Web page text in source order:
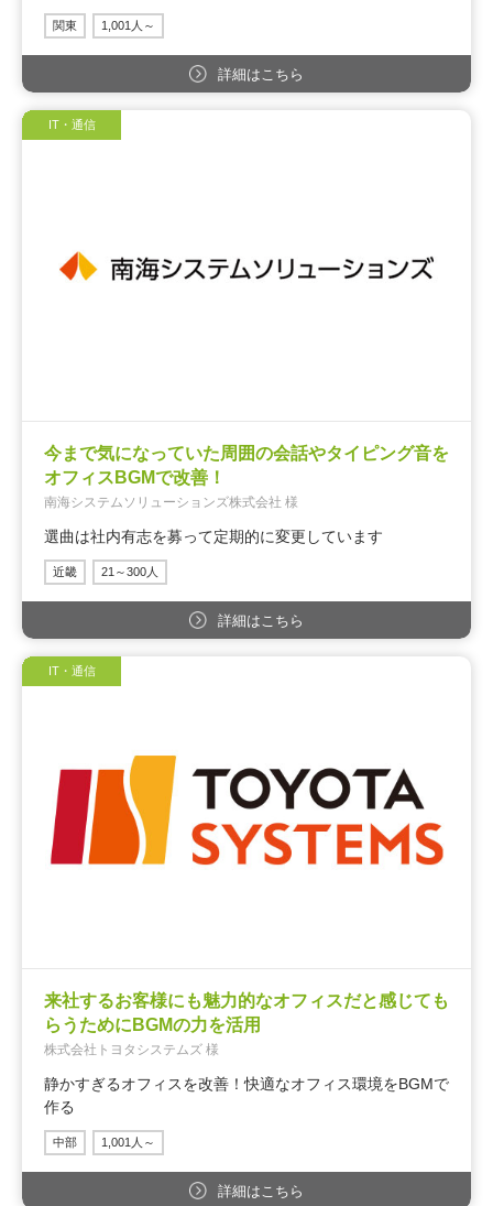
関東 1,001人～
詳細はこちら
IT・通信
今まで気になっていた周囲の会話やタイピング音を
オフィスBGMで改善！
南海システムソリューションズ株式会社 様
選曲は社内有志を募って定期的に変更しています
近畿 21～300人
詳細はこちら
IT・通信
来社するお客様にも魅力的なオフィスだと感じても
らうためにBGMの力を活用
株式会社トヨタシステムズ 様
静かすぎるオフィスを改善！快適なオフィス環境をBGMで
作る
中部 1,001人～
詳細はこちら